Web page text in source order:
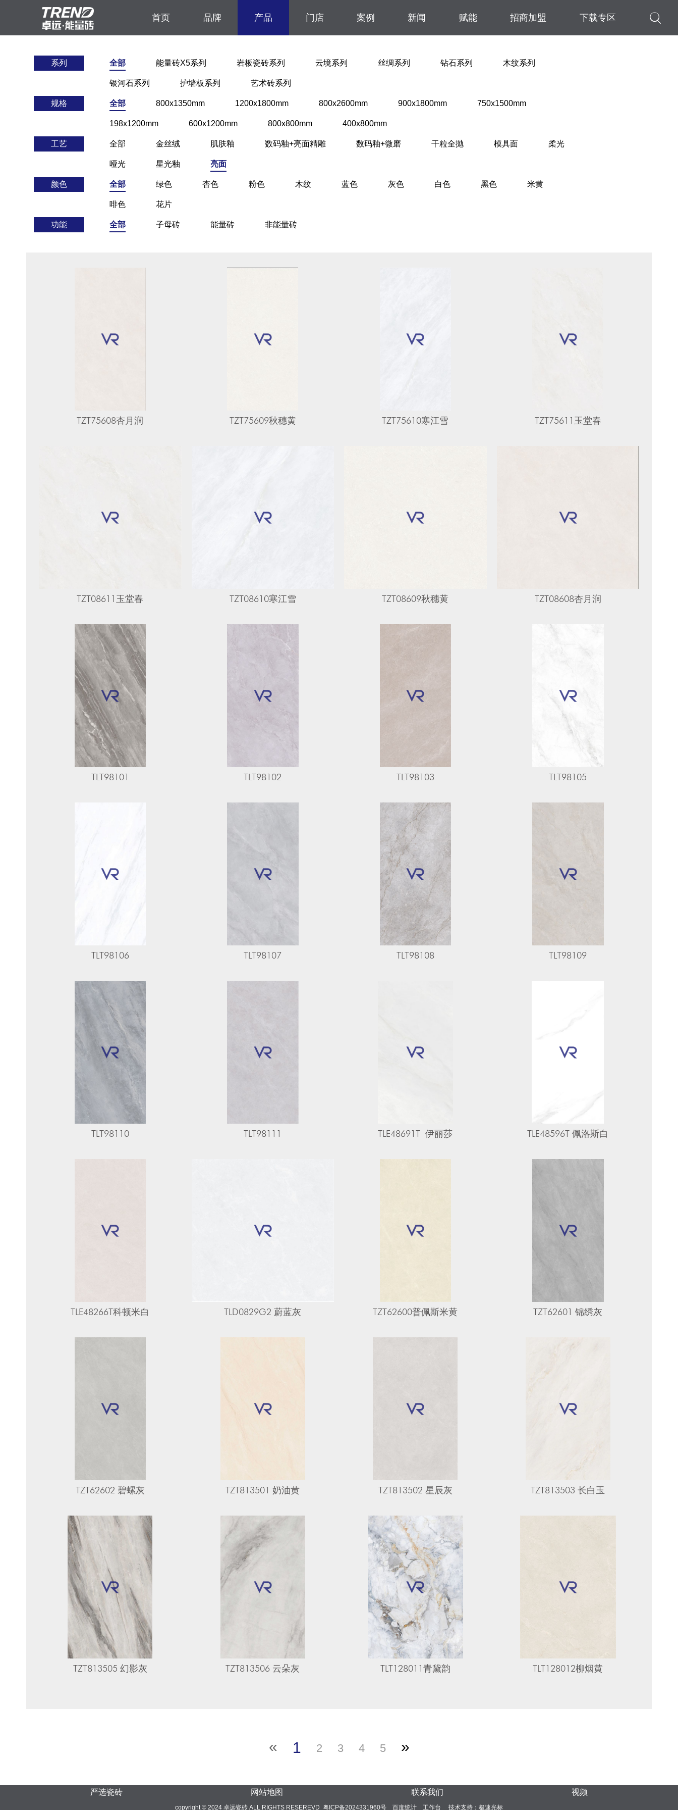
首页 品牌 产品 门店 案例 新闻 赋能 招商加盟 下载专区 
系列 全部 能量砖X5系列 岩板瓷砖系列 云境系列 丝绸系列 钻石系列 木纹系列
银河石系列 护墙板系列 艺术砖系列
规格 全部 800x1350mm 1200x1800mm 800x2600mm 900x1800mm 750x1500mm
198x1200mm 600x1200mm 800x800mm 400x800mm
工艺 全部 金丝绒 肌肤釉 数码釉+亮面精雕 数码釉+微磨 干粒全抛 模具面 柔光
哑光 星光釉 亮面
颜色 全部 绿色 杏色 粉色 木纹 蓝色 灰色 白色 黑色 米黄
啡色 花片
功能 全部 子母砖 能量砖 非能量砖
TZT75608杏月涧 TZT75609秋穗黄 TZT75610寒江雪 TZT75611玉堂春
TZT08611玉堂春 TZT08610寒江雪 TZT08609秋穗黄 TZT08608杏月涧
TLT98101 TLT98102 TLT98103 TLT98105
TLT98106 TLT98107 TLT98108 TLT98109
TLT98110 TLT98111 TLE48691T  伊丽莎 TLE48596T 佩洛斯白
TLE48266T科顿米白 TLD0829G2 蔚蓝灰 TZT62600普佩斯米黄 TZT62601 锦绣灰
TZT62602 碧螺灰 TZT813501 奶油黄 TZT813502 星辰灰 TZT813503 长白玉
TZT813505 幻影灰 ​TZT813506 云朵灰 TLT128011青黛韵 TLT128012柳烟黄
« 1 2 3 4 5 »
严选瓷砖 网站地图 联系我们 视频
copyright © 2024 卓远瓷砖 ALL RIGHTS RESEREVD 粤ICP备2024331960号 百度统计 工作台 技术支持： 极速光标